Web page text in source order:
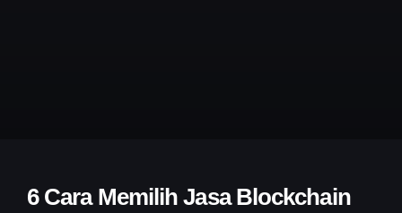
6 Cara Memilih Jasa Blockchain